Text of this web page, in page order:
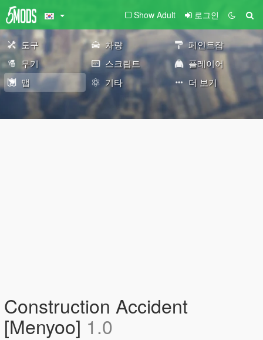
Show Adult 로그인
도구 차량
페인트잡
무기
스크립트
플레이어
맵
기타 더 보기
Construction Accident
[Menyoo] 1.0